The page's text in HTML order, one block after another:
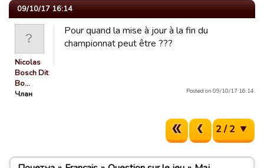
09/10/17 16:14
Nicolas
Bosch Dit
Bo…
Члан
Pour quand la mise à jour à la fin du
championnat peut être ???
Posted on 09/10/17 16:14.
2 / 2